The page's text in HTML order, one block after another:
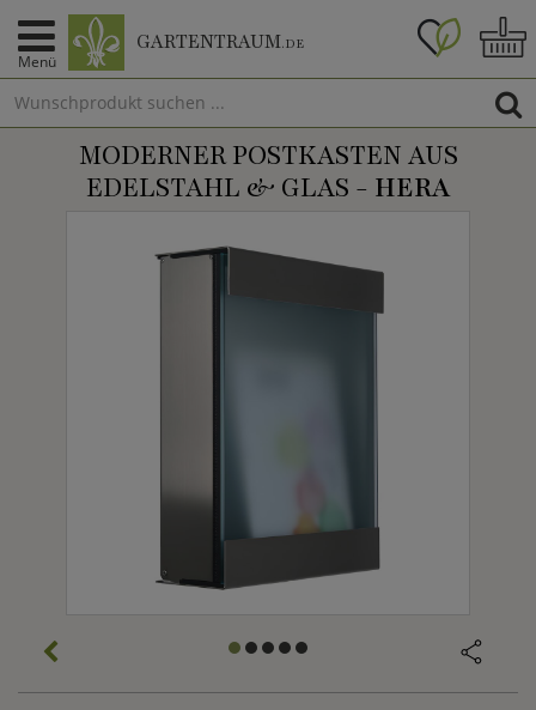
Menü
GARTENTRAUM.DE
MODERNER POSTKASTEN AUS
EDELSTAHL & GLAS - HERA